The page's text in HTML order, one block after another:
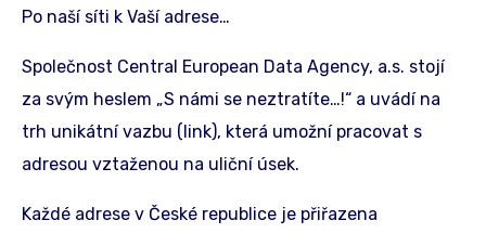
Po naší síti k Vaší adrese…
Společnost Central European Data Agency, a.s. stojí
za svým heslem „S námi se neztratíte…!“ a uvádí na
trh unikátní vazbu (link), která umožní pracovat s
adresou vztaženou na uliční úsek.
Každé adrese v České republice je přiřazena